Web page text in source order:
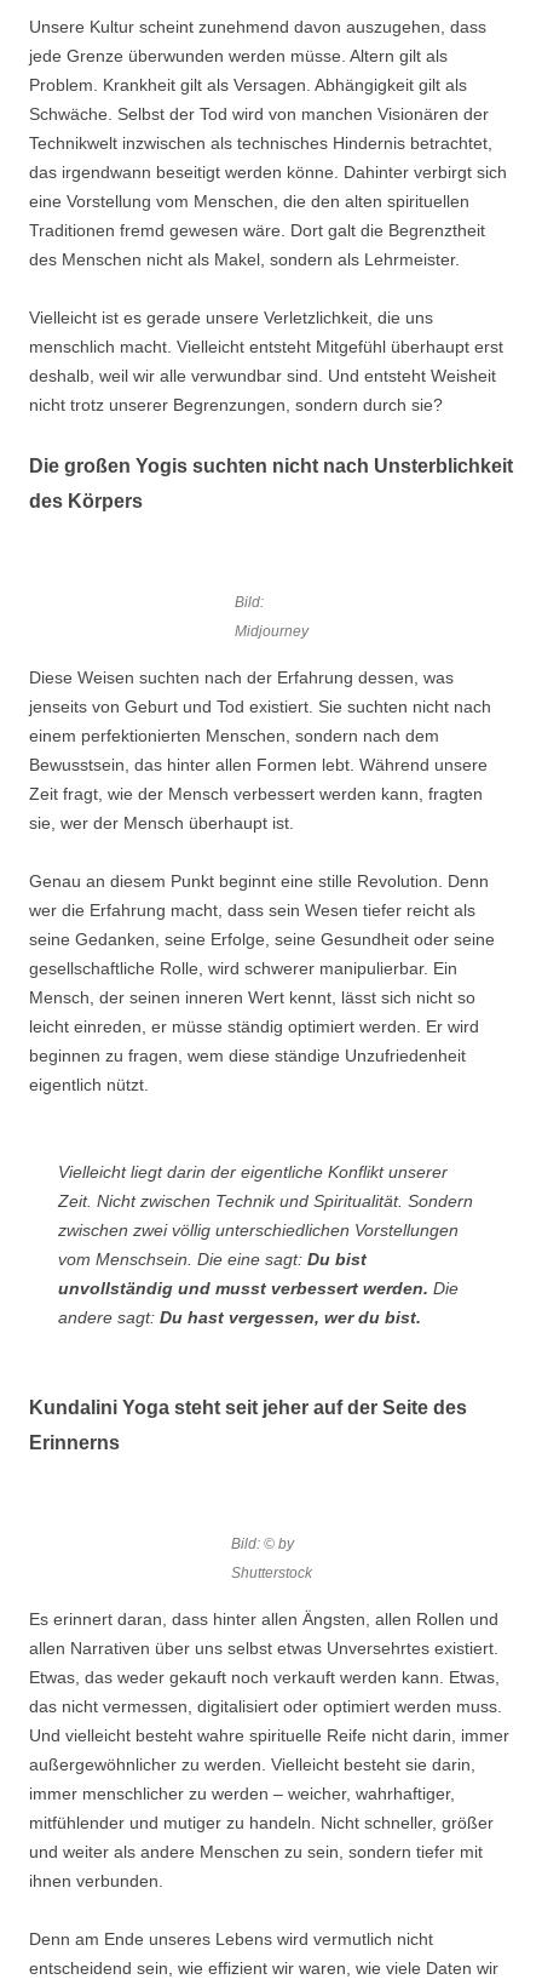
Unsere Kultur scheint zunehmend davon auszugehen, dass
jede Grenze überwunden werden müsse. Altern gilt als
Problem. Krankheit gilt als Versagen. Abhängigkeit gilt als
Schwäche. Selbst der Tod wird von manchen Visionären der
Technikwelt inzwischen als technisches Hindernis betrachtet,
das irgendwann beseitigt werden könne. Dahinter verbirgt sich
eine Vorstellung vom Menschen, die den alten spirituellen
Traditionen fremd gewesen wäre. Dort galt die Begrenztheit
des Menschen nicht als Makel, sondern als Lehrmeister.
Vielleicht ist es gerade unsere Verletzlichkeit, die uns
menschlich macht. Vielleicht entsteht Mitgefühl überhaupt erst
deshalb, weil wir alle verwundbar sind. Und entsteht Weisheit
nicht trotz unserer Begrenzungen, sondern durch sie?
Die großen Yogis suchten nicht nach Unsterblichkeit
des Körpers
Bild:
Midjourney
Diese Weisen suchten nach der Erfahrung dessen, was
jenseits von Geburt und Tod existiert. Sie suchten nicht nach
einem perfektionierten Menschen, sondern nach dem
Bewusstsein, das hinter allen Formen lebt. Während unsere
Zeit fragt, wie der Mensch verbessert werden kann, fragten
sie, wer der Mensch überhaupt ist.
Genau an diesem Punkt beginnt eine stille Revolution. Denn
wer die Erfahrung macht, dass sein Wesen tiefer reicht als
seine Gedanken, seine Erfolge, seine Gesundheit oder seine
gesellschaftliche Rolle, wird schwerer manipulierbar. Ein
Mensch, der seinen inneren Wert kennt, lässt sich nicht so
leicht einreden, er müsse ständig optimiert werden. Er wird
beginnen zu fragen, wem diese ständige Unzufriedenheit
eigentlich nützt.
Vielleicht liegt darin der eigentliche Konflikt unserer
Zeit. Nicht zwischen Technik und Spiritualität. Sondern
zwischen zwei völlig unterschiedlichen Vorstellungen
vom Menschsein. Die eine sagt: Du bist
unvollständig und musst verbessert werden. Die
andere sagt: Du hast vergessen, wer du bist.
Kundalini Yoga steht seit jeher auf der Seite des
Erinnerns
Bild: © by
Shutterstock
Es erinnert daran, dass hinter allen Ängsten, allen Rollen und
allen Narrativen über uns selbst etwas Unversehrtes existiert.
Etwas, das weder gekauft noch verkauft werden kann. Etwas,
das nicht vermessen, digitalisiert oder optimiert werden muss.
Und vielleicht besteht wahre spirituelle Reife nicht darin, immer
außergewöhnlicher zu werden. Vielleicht besteht sie darin,
immer menschlicher zu werden – weicher, wahrhaftiger,
mitfühlender und mutiger zu handeln. Nicht schneller, größer
und weiter als andere Menschen zu sein, sondern tiefer mit
ihnen verbunden.
Denn am Ende unseres Lebens wird vermutlich nicht
entscheidend sein, wie effizient wir waren, wie viele Daten wir